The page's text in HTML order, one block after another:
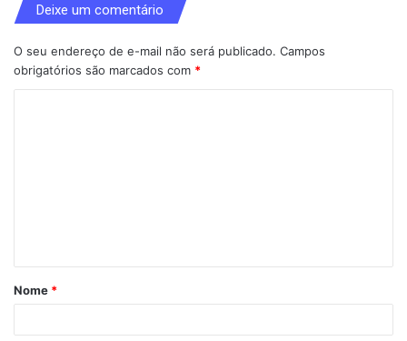
Deixe um comentário
O seu endereço de e-mail não será publicado. Campos
obrigatórios são marcados com *
á
r
Nome *